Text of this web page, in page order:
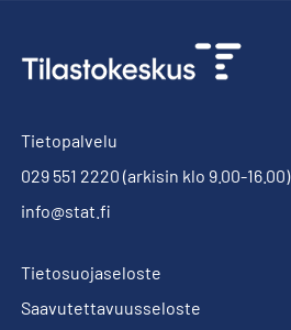
Tietopalvelu
029 551 2220 (arkisin klo 9.00-16.00)
info@stat.fi
Tietosuojaseloste
Saavutettavuusseloste